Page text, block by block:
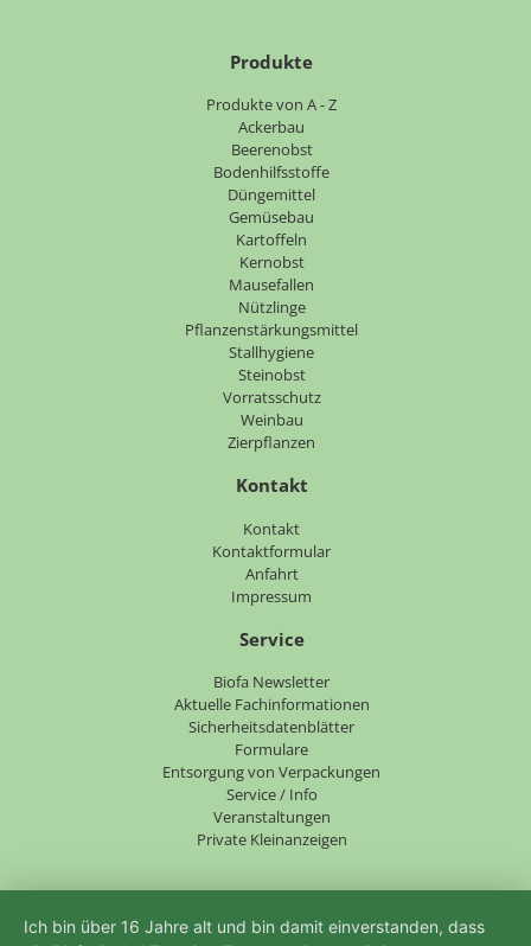
Produkte
Produkte von A - Z
Ackerbau
Beerenobst
Bodenhilfsstoffe
Düngemittel
Gemüsebau
Kartoffeln
Kernobst
Mausefallen
Nützlinge
Pflanzenstärkungsmittel
Stallhygiene
Steinobst
Vorratsschutz
Weinbau
Zierpflanzen
Kontakt
Kontakt
Kontaktformular
Anfahrt
Impressum
Service
Biofa Newsletter
Aktuelle Fachinformationen
Sicherheitsdatenblätter
Formulare
Entsorgung von Verpackungen
Service / Info
Veranstaltungen
Private Kleinanzeigen
Ich bin über 16 Jahre alt und bin damit einverstanden, dass